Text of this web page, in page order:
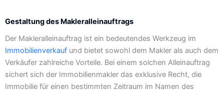
Gestaltung des Makleralleinauftrags
Der Makleralleinauftrag ist ein bedeutendes Werkzeug im
Immobilienverkauf und bietet sowohl dem Makler als auch dem
Verkäufer zahlreiche Vorteile. Bei einem solchen Alleinauftrag
sichert sich der Immobilienmakler das exklusive Recht, die
Immobilie für einen bestimmten Zeitraum im Namen des